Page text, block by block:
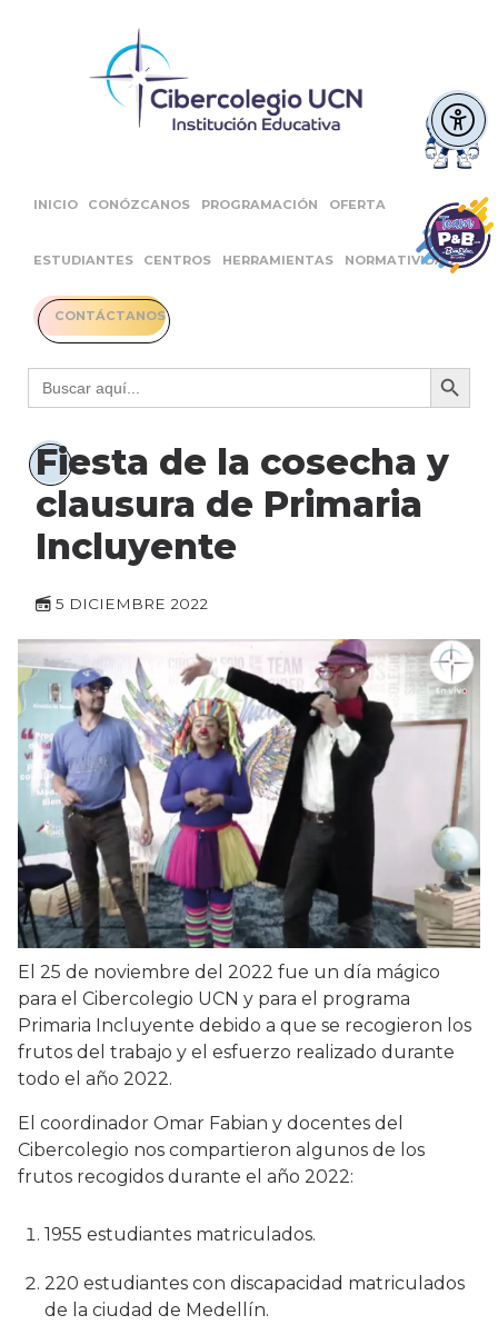
INICIO CONÓZCANOS PROGRAMACIÓN OFERTA
ESTUDIANTES CENTROS HERRAMIENTAS NORMATIVIDAD
CONTÁCTANOS
Buscar: Botón
Fiesta de la cosecha y
clausura de Primaria
Incluyente
5 DICIEMBRE 2022
El 25 de noviembre del 2022 fue un día mágico
para el Cibercolegio UCN y para el programa
Primaria Incluyente debido a que se recogieron los
frutos del trabajo y el esfuerzo realizado durante
todo el año 2022.
El coordinador Omar Fabian y docentes del
Cibercolegio nos compartieron algunos de los
frutos recogidos durante el año 2022:
1955 estudiantes matriculados.
220 estudiantes con discapacidad matriculados
de la ciudad de Medellín.